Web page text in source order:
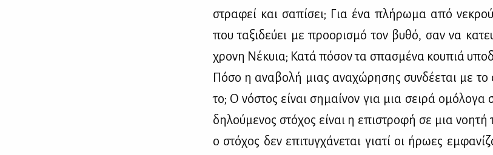
στρα­φεί και σα­πί­σει; Για ένα πλή­ρω­μα από
που τα­ξι­δεύ­ει με προ­ο­ρι­σμό τον βυ­θό, σαν να
χρο­νη Νέ­κυια; Κα­τά πό­σον τα σπα­σμέ­να κου­πιά
Πό­σο η ανα­βο­λή μιας ανα­χώ­ρη­σης συν­δέ­ε­ται με το
το; Ο νό­στος εί­ναι ση­μαί­νον για μια σει­ρά
δη­λού­με­νος στό­χος εί­ναι η επι­στρο­φή σε μια
ο στό­χος δεν επι­τυγ­χά­νε­ται για­τί οι ήρω­ες